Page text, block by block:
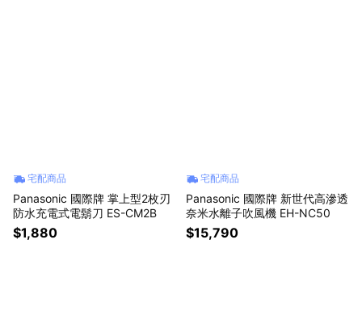
宅配商品
Panasonic 國際牌 掌上型2枚刃
防水充電式電鬍刀 ES-CM2B
$1,880
宅配商品
Panasonic 國際牌 新世代高滲透
奈米水離子吹風機 EH-NC50
$15,790